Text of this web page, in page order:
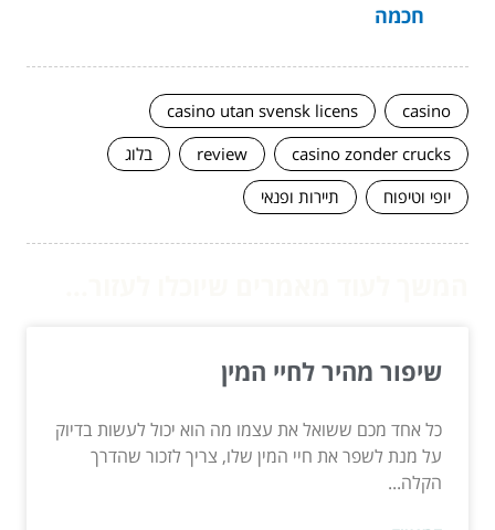
חכמה
casino
casino utan svensk licens
casino zonder crucks
review
בלוג
יופי וטיפוח
תיירות ופנאי
שיפור מהיר לחיי המין
כל אחד מכם ששואל את עצמו מה הוא יכול לעשות בדיוק
על מנת לשפר את חיי המין שלו, צריך לזכור שהדרך
הקלה...